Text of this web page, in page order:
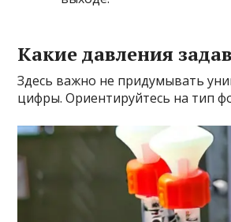
Какие давления
Здесь важно не придумывать
цифры. Ориентируйтесь на тип